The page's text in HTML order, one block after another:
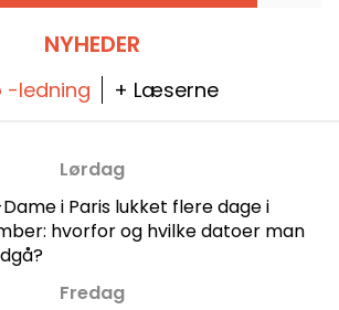
NYHEDER
-ledning + Læserne
Lørdag
i Paris lukket flere dage i
hvorfor og hvilke datoer man
Fredag